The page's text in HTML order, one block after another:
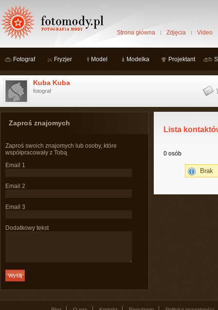
Strona główna Zdjęcia Video
Fotograf Fryzjer Model Modelka Projektant
Kuba Kuba
fotograf
Zaproś znajomych
Zaproś swoich znajomych lub osoby, które
współpracowały z Tobą
Email 1
Email 2
Email 3
Dodatkowy tekst
Lista
0 osób
Brak